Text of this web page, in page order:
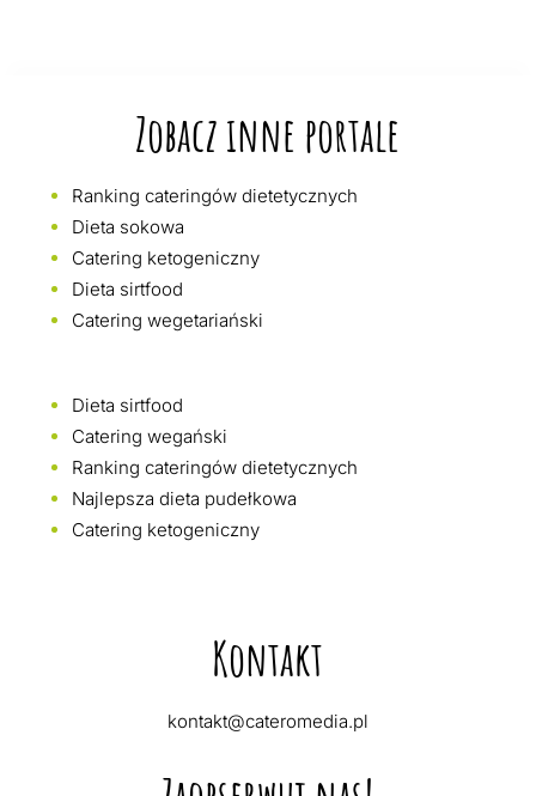
Zobacz inne portale
Ranking cateringów dietetycznych
Dieta sokowa
Catering ketogeniczny
Dieta sirtfood
Catering wegetariański
Dieta sirtfood
Catering wegański
Ranking cateringów dietetycznych
Najlepsza dieta pudełkowa
Catering ketogeniczny
Kontakt
kontakt@cateromedia.pl